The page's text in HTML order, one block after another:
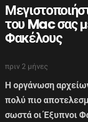
του Mac σας
Φακέλους
πριν 2 μήνες
Η οργάνωση
πολύ πιο
σωστά οι Έξυπνοι